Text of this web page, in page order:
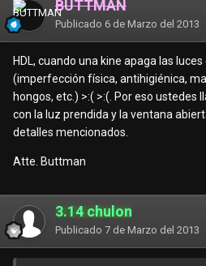
BUTTMAN
Publicado 6 de Marzo del 2013
HDL, cuando una kine apaga las
(imperfección física, antihigiénica,
hongos, etc.) >:( >:(. Por eso ustedes
con la luz prendida y la ventana
detalles mencionados.
Atte. Buttman
3.14 chulon
Publicado 7 de Marzo del 2013